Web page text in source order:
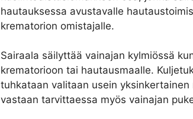
hautauksessa avustavalle
krematorion omistajalle.
Sairaala säilyttää vainajan kylmiössä
krematorioon tai hautausmaalle.
tuhkataan valitaan usein
vastaan tarvittaessa myös vainajan